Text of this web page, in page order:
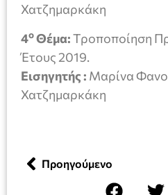
Χατζημαρκάκη
4οΘέμα:Τροποποίηση
Έτους 2019.
Εισηγητής : Μαρίνα
Χατζημαρκάκη
Προηγούμενο